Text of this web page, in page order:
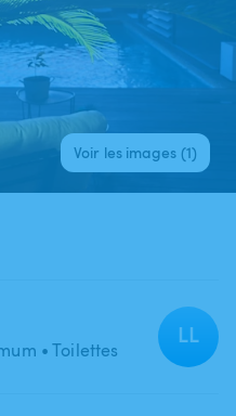
Voir les images (1)
• Toilettes
LL